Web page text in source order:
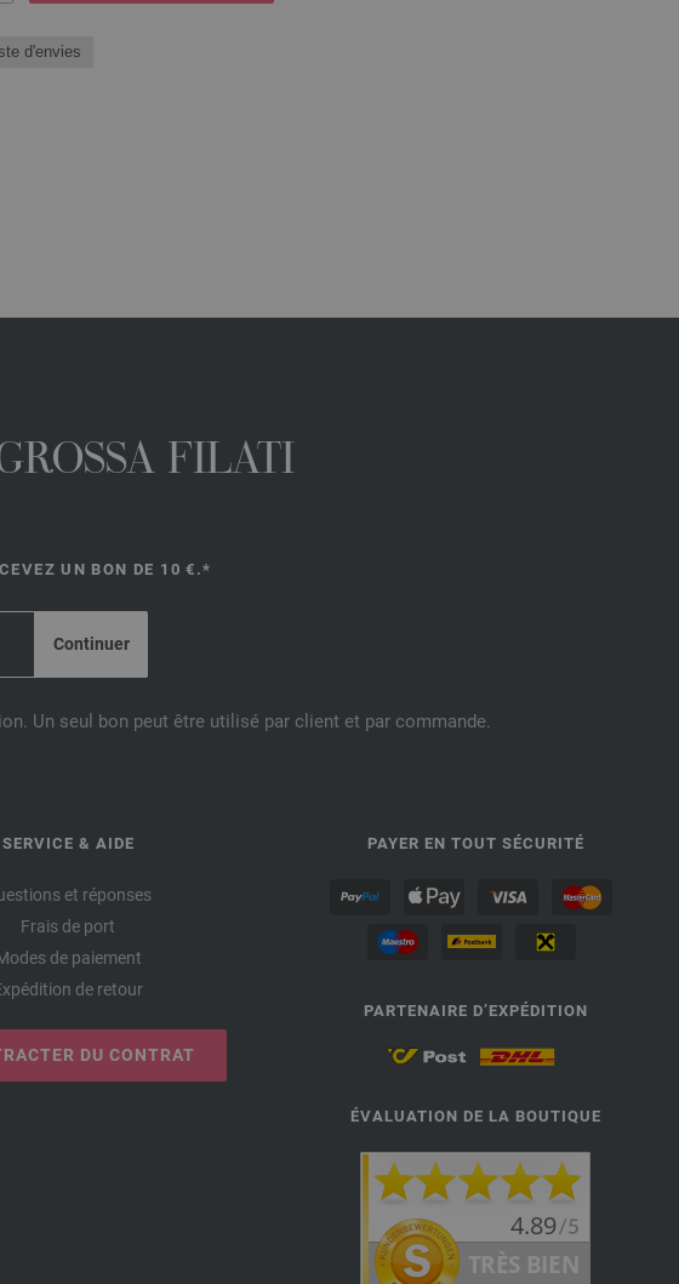
d'envies
FILATI
UN BON DE 10 €.*
Un seul bon peut être utilisé par client et par commande.
SERVICE & AIDE
et réponses
Frais de port
de paiement
de retour
DU CONTRAT
PAYER EN TOUT SÉCURITÉ
PARTENAIRE D’EXPÉDITION
ÉVALUATION DE LA BOUTIQUE